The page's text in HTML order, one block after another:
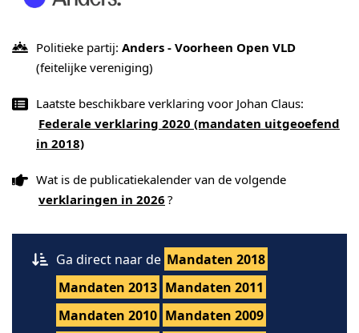
Politieke partij: Anders - Voorheen Open VLD
(feitelijke vereniging)
Laatste beschikbare verklaring voor Johan Claus:
Federale verklaring 2020 (mandaten uitgeoefend
in 2018)
Wat is de publicatiekalender van de volgende
verklaringen in 2026 ?
Ga direct naar de Mandaten 2018
Mandaten 2013 Mandaten 2011
Mandaten 2010 Mandaten 2009